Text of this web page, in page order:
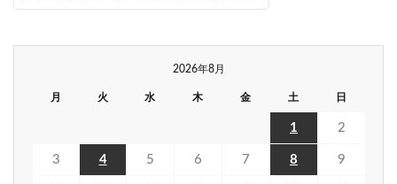
2026年8月
月 火 水 木 金 土 日
1 2
3 4 5 6 7 8 9